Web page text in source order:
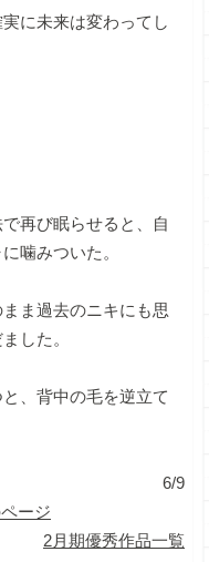
に未来は変わってし
再び眠らせると、自
噛みついた。
ま過去のニキにも思
した。
、背中の毛を逆立て
6/9
ージ
2月期優秀作品一覧